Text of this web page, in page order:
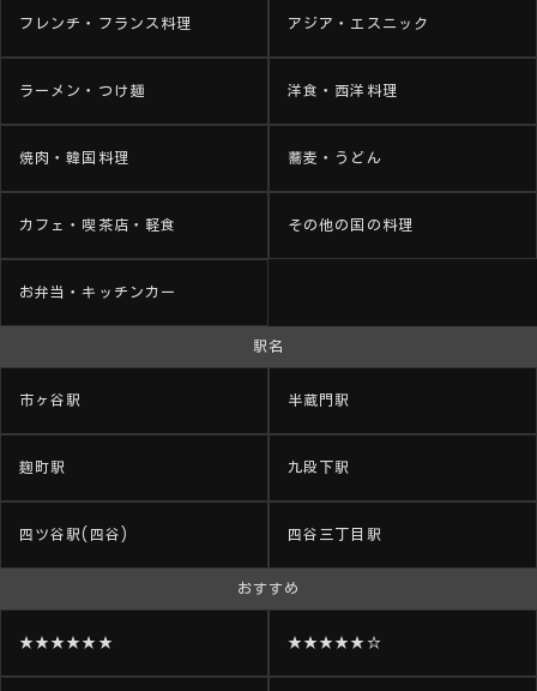
フレンチ・フランス料理 アジア・エスニック
ラーメン・つけ麺 洋食・西洋料理
焼肉・韓国料理 蕎麦・うどん
カフェ・喫茶店・軽食 その他の国の料理
お弁当・キッチンカー
駅名
市ヶ谷駅 半蔵門駅
麹町駅 九段下駅
四ツ谷駅(四谷) 四谷三丁目駅
おすすめ
★★★★★★ ★★★★★☆